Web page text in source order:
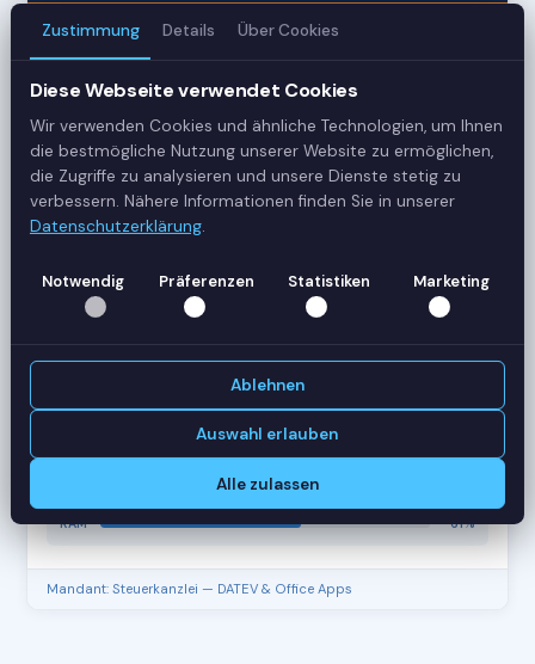
Server
42
Status
CPU
62%
RAM
61%
Mandant: Steuerkanzlei — DATEV & Office Apps
Zustimmung Details Über Cookies
Diese Webseite verwendet Cookies
Wir verwenden Cookies und ähnliche Technologien, um Ihnen
die bestmögliche Nutzung unserer Website zu ermöglichen,
die Zugriffe zu analysieren und unsere Dienste stetig zu
verbessern. Nähere Informationen finden Sie in unserer
Datenschutzerklärung.
Notwendig Präferenzen Statistiken Marketing
Ablehnen
Auswahl erlauben
Alle zulassen